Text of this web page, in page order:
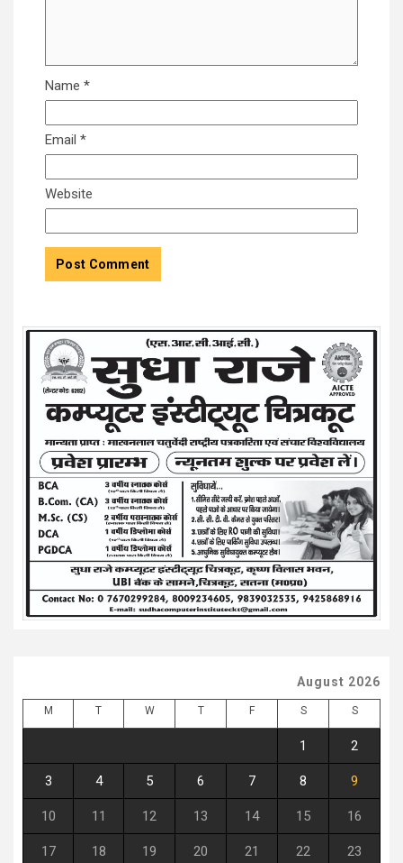
Name *
Email *
Website
August 2026
M T W T F S S
1 2
3 4 5 6 7 8 9
10 11 12 13 14 15 16
17 18 19 20 21 22 23